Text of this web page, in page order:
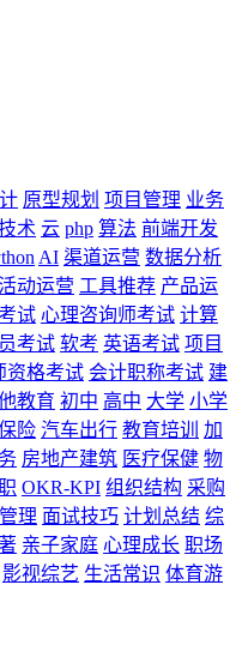
原型规划 项目管理 业务
术 云 php 算法 前端开发
AI 渠道运营 数据分析
动运营 工具推荐 产品运
试 心理咨询师考试 计算
考试 软考 英语考试 项目
资格考试 会计职称考试 建
教育 初中 高中 大学 小学
险 汽车出行 教育培训
加
房地产建筑 医疗保健 物
OKR-KPI 组织结构 采购
理 面试技巧 计划总结 综
亲子家庭 心理成长 职场
影视综艺 生活常识 体育游